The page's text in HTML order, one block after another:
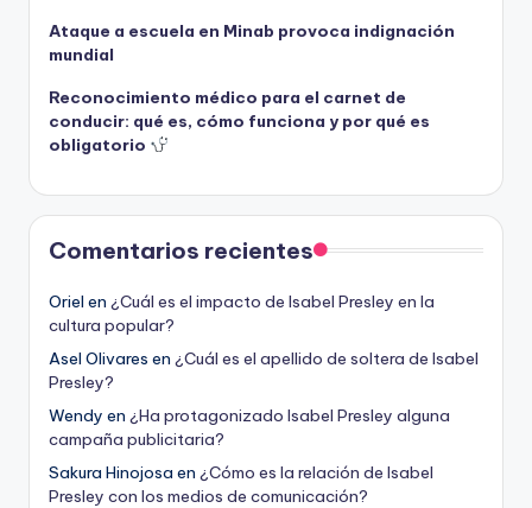
Ataque a escuela en Minab provoca indignación
mundial
Reconocimiento médico para el carnet de
conducir: qué es, cómo funciona y por qué es
obligatorio
Comentarios recientes
Oriel en ¿Cuál es el impacto de Isabel Presley en la
cultura popular?
Asel Olivares en ¿Cuál es el apellido de soltera de Isabel
Presley?
Wendy en ¿Ha protagonizado Isabel Presley alguna
campaña publicitaria?
Sakura Hinojosa en ¿Cómo es la relación de Isabel
Presley con los medios de comunicación?